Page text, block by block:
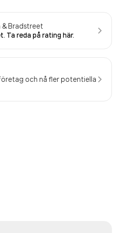
Bradstreet
Ta reda på rating här.
och nå fler potentiella